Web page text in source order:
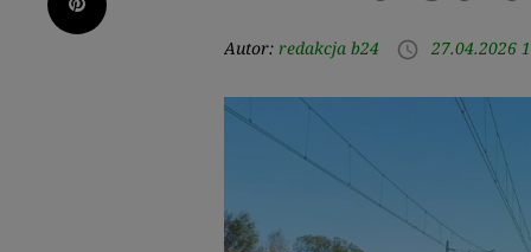
Autor: redakcja b24 access_time 27.04.2026